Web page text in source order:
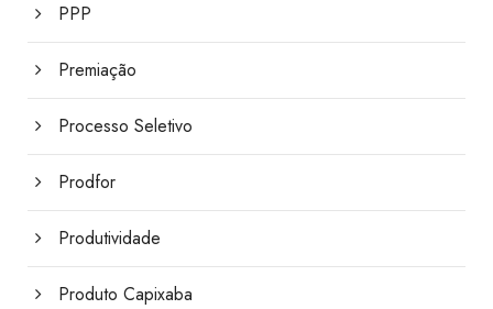
PPP
Premiação
Processo Seletivo
Prodfor
Produtividade
Produto Capixaba